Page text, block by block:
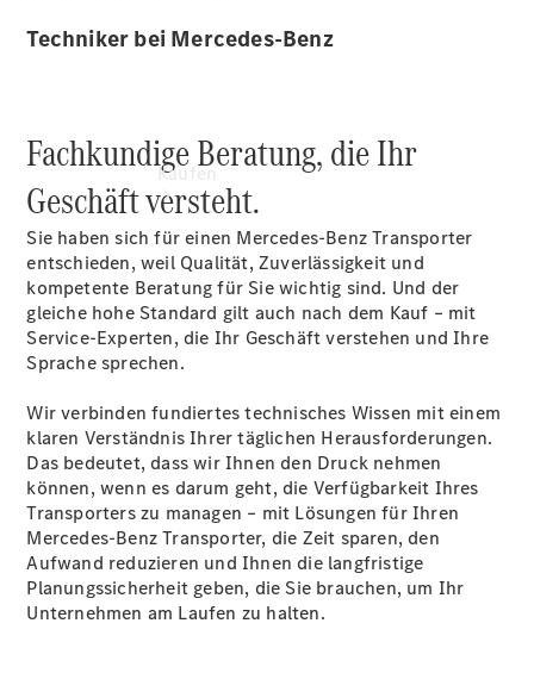
Kaufen
Übersicht
Probefahrt
Junge
Sterne
Transporter
Gebrauchtwagensuche
Leasing &
Finanzierung
Online
Store
Techniker bei Mercedes-Benz
Fachkundige Beratung, die Ihr
Geschäft versteht.
Sie haben sich für einen Mercedes-Benz Transporter
entschieden, weil Qualität, Zuverlässigkeit und
kompetente Beratung für Sie wichtig sind. Und der
gleiche hohe Standard gilt auch nach dem Kauf – mit
Service-Experten, die Ihr Geschäft verstehen und Ihre
Sprache sprechen.
Wir verbinden fundiertes technisches Wissen mit einem
klaren Verständnis Ihrer täglichen Herausforderungen.
Das bedeutet, dass wir Ihnen den Druck nehmen
können, wenn es darum geht, die Verfügbarkeit Ihres
Transporters zu managen – mit Lösungen für Ihren
Mercedes-Benz Transporter, die Zeit sparen, den
Aufwand reduzieren und Ihnen die langfristige
Planungssicherheit geben, die Sie brauchen, um Ihr
Unternehmen am Laufen zu halten.